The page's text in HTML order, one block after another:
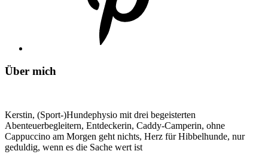
Über mich
Kerstin, (Sport-)Hundephysio mit drei begeisterten
Abenteuerbegleitern, Entdeckerin, Caddy-Camperin, ohne
Cappuccino am Morgen geht nichts, Herz für Hibbelhunde, nur
geduldig, wenn es die Sache wert ist